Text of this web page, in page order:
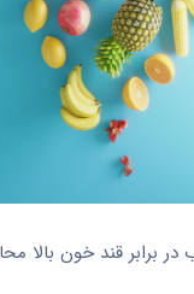
در برابر قند خون بالا